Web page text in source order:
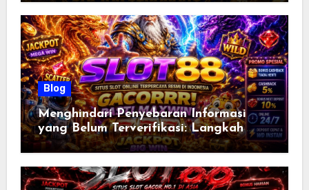
Blog
Menghindari Penyebaran Informasi
yang Belum Terverifikasi: Langkah
Bijak Menjadi Pengguna Internet yang